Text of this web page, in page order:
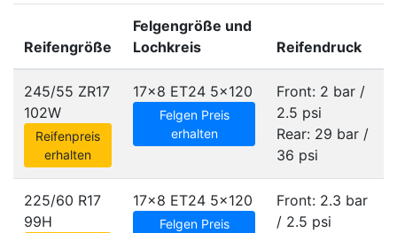
Reifengröße
Felgengröße und
Lochkreis
Reifendruck
245/55 ZR17
102W
Reifenpreis
erhalten
17x8 ET24 5x120
Felgen Preis
erhalten
Front: 2 bar /
2.5 psi
Rear: 29 bar /
36 psi
225/60 R17
99H
17x8 ET24 5x120
Felgen Preis
Front: 2.3 bar
/ 2.5 psi